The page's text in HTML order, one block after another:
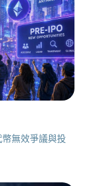
幣無效爭議與投